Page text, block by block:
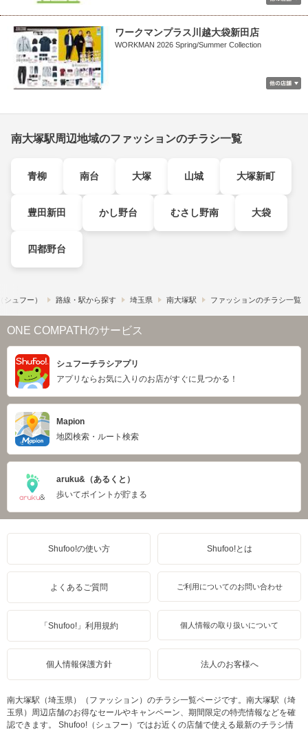
ワークマンプラス川越大袋新田店
WORKMAN 2026 Spring/Summer Collection
南大塚駅周辺地域のファッションのチラシ一覧
青柳 南台 大塚 山城 大塚新町
豊田新田 かし野台 むさし野南 大袋
四都野台
ュフー） 路線・駅から探す 埼玉県 南大塚駅 ファッションのチラシ一覧
ONE COMPATHのサービス
シュフーチラシアプリ
アプリならお気に入りのお店がすぐに見つかる！
Mapion
地図検索・ルート検索
aruku&（あるくと）
歩いてポイントが貯まる
Shufoo!の使い方 Shufoo!とは
よくあるご質問 ご利用についてのお問い合わせ
「Shufoo!」利用規約 個人情報の取り扱いについて
個人情報保護方針 法人のお客様へ
南大塚駅（埼玉県）（ファッション）のチラシ一覧ページです。南大塚駅（埼
玉県）周辺店舗のお得なセールやキャンペーン、期間限定の特売情報などを確
認できます。 Shufoo!（シュフー）ではお近くの店舗で使える最新のチラシ情